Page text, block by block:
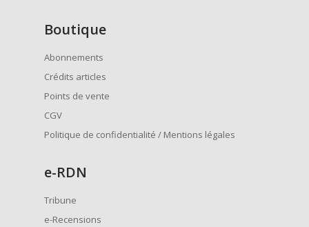
Boutique
Abonnements
Crédits articles
Points de vente
CGV
Politique de confidentialité / Mentions légales
e-RDN
Tribune
e-Recensions